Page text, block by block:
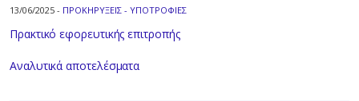
13/06/2025 - ΠΡΟΚΗΡΥΞΕΙΣ - ΥΠΟΤΡΟΦΙΕΣ
Πρακτικό εφορευτικής επιτροπής
Αναλυτικά αποτελέσματα